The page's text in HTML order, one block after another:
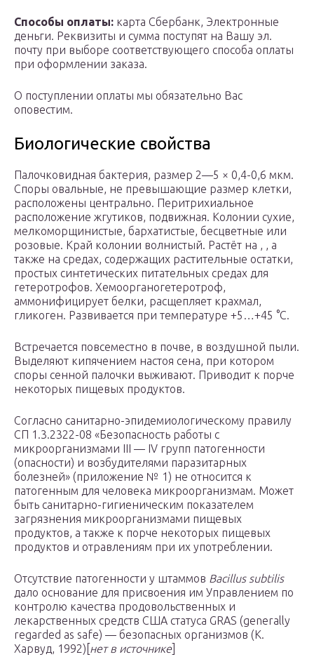
Способы оплаты: карта Сбербанк, Электронные
деньги. Реквизиты и сумма поступят на Вашу эл.
почту при выборе соответствующего способа оплаты
при оформлении заказа.
О поступлении оплаты мы обязательно Вас
оповестим.
Биологические свойства
Палочковидная бактерия, размер 2—5 × 0,4-0,6 мкм.
Споры овальные, не превышающие размер клетки,
расположены центрально. Перитрихиальное
расположение жгутиков, подвижная. Колонии сухие,
мелкоморщинистые, бархатистые, бесцветные или
розовые. Край колонии волнистый. Растёт на , , а
также на средах, содержащих растительные остатки,
простых синтетических питательных средах для
гетеротрофов. Хемоорганогетеротроф,
аммонифицирует белки, расщепляет крахмал,
гликоген. Развивается при температуре +5…+45 °С.
Встречается повсеместно в почве, в воздушной пыли.
Выделяют кипячением настоя сена, при котором
споры сенной палочки выживают. Приводит к порче
некоторых пищевых продуктов.
Согласно санитарно-эпидемиологическому правилу
СП 1.3.2322-08 «Безопасность работы с
микроорганизмами III — IV групп патогенности
(опасности) и возбудителями паразитарных
болезней» (приложение № 1) не относится к
патогенным для человека микроорганизмам. Может
быть санитарно-гигиеническим показателем
загрязнения микроорганизмами пищевых
продуктов, а также к порче некоторых пищевых
продуктов и отравлениям при их употреблении.
Отсутствие патогенности у штаммов Bacillus subtilis
дало основание для присвоения им Управлением по
контролю качества продовольственных и
лекарственных средств США статуса GRAS (generally
regarded as safe) — безопасных организмов (К.
Харвуд, 1992)[ нет в источнике]